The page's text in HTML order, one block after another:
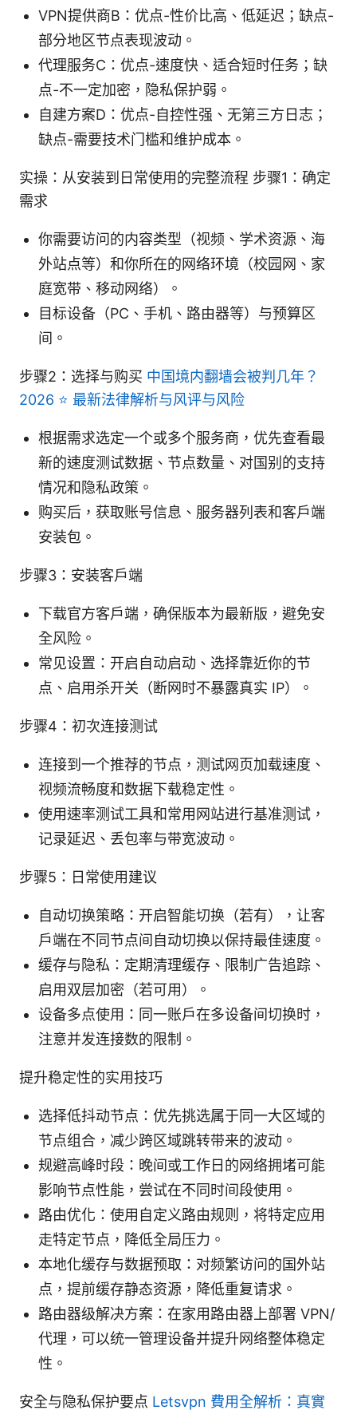
VPN提供商B：优点-性价比高、低延迟；缺点-
部分地区节点表现波动。
代理服务C：优点-速度快、适合短时任务；缺
点-不一定加密，隐私保护弱。
自建方案D：优点-自控性强、无第三方日志；
缺点-需要技术门槛和维护成本。
实操：从安装到日常使用的完整流程 步骤1：确定
需求
你需要访问的内容类型（视频、学术资源、海
外站点等）和你所在的网络环境（校园网、家
庭宽带、移动网络）。
目标设备（PC、手机、路由器等）与预算区
间。
步骤2：选择与购买 中国境内翻墙会被判几年？
2026 ⭐ 最新法律解析与风评与风险
根据需求选定一个或多个服务商，优先查看最
新的速度测试数据、节点数量、对国别的支持
情况和隐私政策。
购买后，获取账号信息、服务器列表和客户端
安装包。
步骤3：安装客户端
下载官方客户端，确保版本为最新版，避免安
全风险。
常见设置：开启自动启动、选择靠近你的节
点、启用杀开关（断网时不暴露真实 IP）。
步骤4：初次连接测试
连接到一个推荐的节点，测试网页加载速度、
视频流畅度和数据下载稳定性。
使用速率测试工具和常用网站进行基准测试，
记录延迟、丢包率与带宽波动。
步骤5：日常使用建议
自动切换策略：开启智能切换（若有），让客
户端在不同节点间自动切换以保持最佳速度。
缓存与隐私：定期清理缓存、限制广告追踪、
启用双层加密（若可用）。
设备多点使用：同一账户在多设备间切换时，
注意并发连接数的限制。
提升稳定性的实用技巧
选择低抖动节点：优先挑选属于同一大区域的
节点组合，减少跨区域跳转带来的波动。
规避高峰时段：晚间或工作日的网络拥堵可能
影响节点性能，尝试在不同时间段使用。
路由优化：使用自定义路由规则，将特定应用
走特定节点，降低全局压力。
本地化缓存与数据预取：对频繁访问的国外站
点，提前缓存静态资源，降低重复请求。
路由器级解决方案：在家用路由器上部署 VPN/
代理，可以统一管理设备并提升网络整体稳定
性。
安全与隐私保护要点 Letsvpn 費用全解析：真實